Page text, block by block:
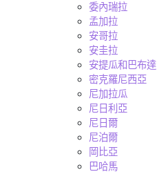
委內瑞拉
孟加拉
安哥拉
安圭拉
安提瓜和巴布達
密克羅尼西亞
尼加拉瓜
尼日利亞
尼日爾
尼泊爾
岡比亞
巴哈馬